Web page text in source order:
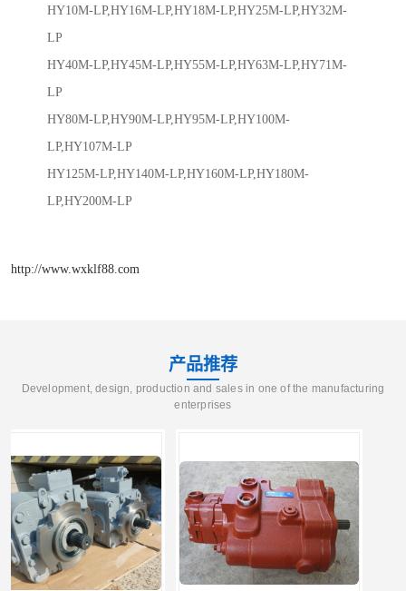
HY10M-LP,HY16M-LP,HY18M-LP,HY25M-LP,HY32M-
LP
HY40M-LP,HY45M-LP,HY55M-LP,HY63M-LP,HY71M-
LP
HY80M-LP,HY90M-LP,HY95M-LP,HY100M-
LP,HY107M-LP
HY125M-LP,HY140M-LP,HY160M-LP,HY180M-
LP,HY200M-LP
http://www.wxklf88.com
产品推荐
Development, design, production and sales in one of the manufacturing
enterprises